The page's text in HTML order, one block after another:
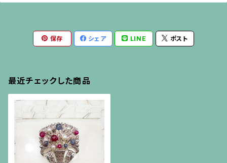
保存 シェア LINE ポスト
最近チェックした商品